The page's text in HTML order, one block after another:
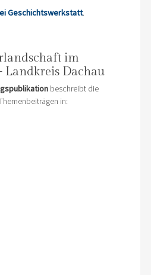
Geschichtswerkstatt.
im
Dachau
beschreibt die
in: